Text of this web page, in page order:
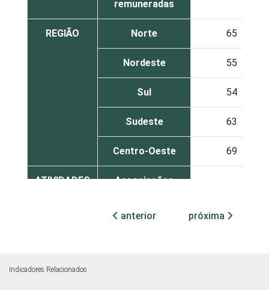
remuneradas
REGIÃO Norte 65
Nordeste 55
Sul 54
Sudeste 63
Centro-Oeste 69
ATIVIDADES
Associações
profissionais e
anterior próxima
Indicadores Relacionados